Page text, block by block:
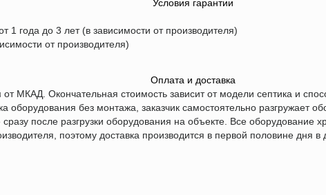
Условия гарантии
года до 3 лет (в зависимости от производителя)
от производителя)
Оплата и доставка
МКАД. Окончательная стоимость зависит от модели септика и
оборудования без монтажа, заказчик самостоятельно разгружает
после разгрузки оборудования на объекте. Все оборудование
поэтому доставка производится в первой половине дня в